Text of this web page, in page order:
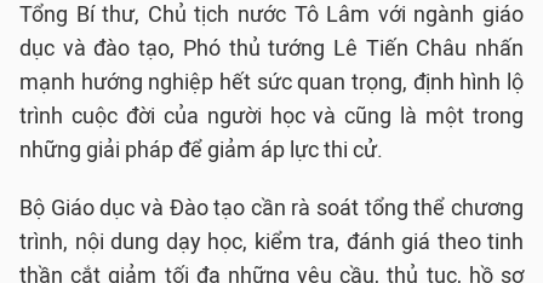
Tổng Bí thư, Chủ tịch nước Tô Lâm với ngành giáo
dục và đào tạo, Phó thủ tướng Lê Tiến Châu nhấn
mạnh hướng nghiệp hết sức quan trọng, định hình lộ
trình cuộc đời của người học và cũng là một trong
những giải pháp để giảm áp lực thi cử.
Bộ Giáo dục và Đào tạo cần rà soát tổng thể chương
trình, nội dung dạy học, kiểm tra, đánh giá theo tinh
thần cắt giảm tối đa những yêu cầu, thủ tục, hồ sơ